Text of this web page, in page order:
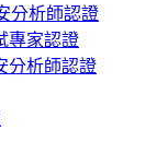
分析師認證
專家認證
分析師認證